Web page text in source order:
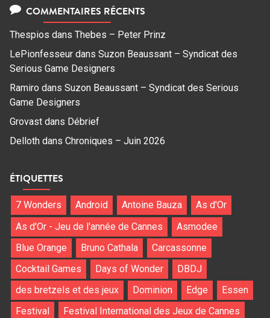
COMMENTAIRES RÉCENTS
Thespios dans Thebes – Peter Prinz
LePionfesseur dans Suzon Beaussant – Syndicat des
Serious Game Designers
Ramiro dans Suzon Beaussant – Syndicat des Serious
Game Designers
Grovast dans Débrief
Delloth dans Chroniques – Juin 2026
ÉTIQUETTES
7 Wonders Android Antoine Bauza
As d'Or
As d'Or - Jeu de l'année de Cannes
Asmodee
Blue Orange
Bruno Cathala
Carcassonne
Cocktail Games
Days of Wonder
DBDJ
des bretzels et des jeux
Dominion Edge
Essen
Festival
Festival International des Jeux de Cannes